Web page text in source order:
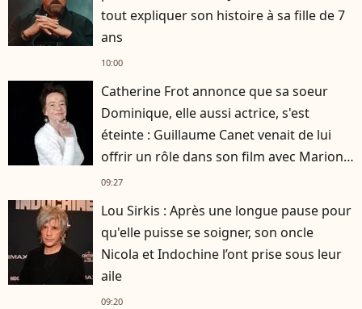
tout expliquer son histoire à sa fille de 7
ans
10:00
Catherine Frot annonce que sa soeur
Dominique, elle aussi actrice, s'est
éteinte : Guillaume Canet venait de lui
offrir un rôle dans son film avec Marion
Cotillard
09:27
Lou Sirkis : Après une longue pause pour
qu'elle puisse se soigner, son oncle
Nicola et Indochine l’ont prise sous leur
aile
09:20